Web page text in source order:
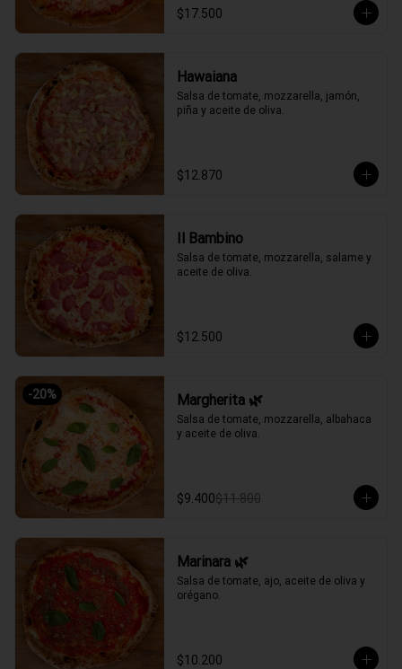
$17.500
Hawaiana
Salsa de tomate, mozzarella, jamón,
piña y aceite de oliva.
$12.870
Il Bambino
Salsa de tomate, mozzarella, salame y
aceite de oliva.
$12.500
-20% Margherita 🌿
Salsa de tomate, mozzarella, albahaca
y aceite de oliva.
$9.400$11.800
Marinara 🌿
Salsa de tomate, ajo, aceite de oliva y
orégano.
$10.200